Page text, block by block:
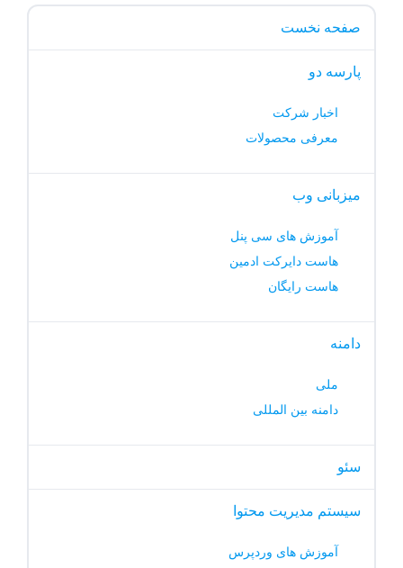
صفحه نخست
پارسه دو
اخبار شرکت
معرفی محصولات
میزبانی وب
آموزش های سی پنل
هاست دایرکت ادمین
هاست رایگان
دامنه
ملی
دامنه بین المللی
سئو
سیستم مدیریت محتوا
آموزش های وردپرس